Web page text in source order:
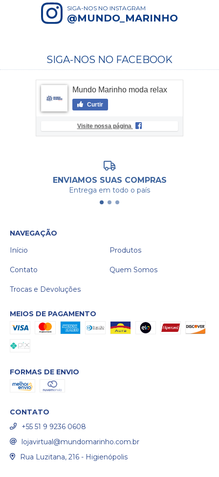
SIGA-NOS NO INSTAGRAM
@MUNDO_MARINHO
SIGA-NOS NO FACEBOOK
Mundo Marinho moda relax
Curtir
Visite nossa página
ENVIAMOS SUAS COMPRAS
Entrega em todo o país
NAVEGAÇÃO
Início
Produtos
Contato Quem Somos
Trocas e Devoluções
MEIOS DE PAGAMENTO
FORMAS DE ENVIO
CONTATO
+55 51 9 9236 0608
lojavirtual@mundomarinho.com.br
Rua Luzitana, 216 - Higienópolis